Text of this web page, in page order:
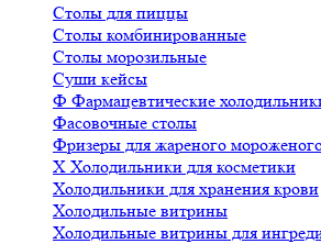
Столы для пиццы
Столы комбинированные
Столы морозильные
Суши кейсы
Ф Фармацевтические
Фасовочные столы
Фризеры для жареного
Х Холодильники для косметики
Холодильники для хранения крови
Холодильные витрины
Холодильные витрины для